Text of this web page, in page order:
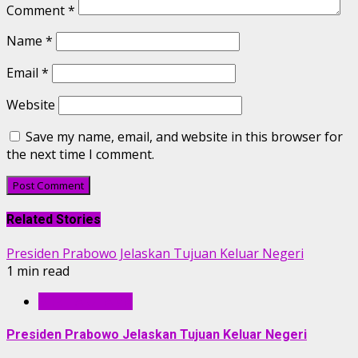
Comment*
Name *
Email *
Website
Save my name, email, and website in this browser for
the next time I comment.
Related Stories
Presiden Prabowo Jelaskan Tujuan Keluar Negeri
1 min read
Presiden Prabowo Jelaskan Tujuan Keluar Negeri